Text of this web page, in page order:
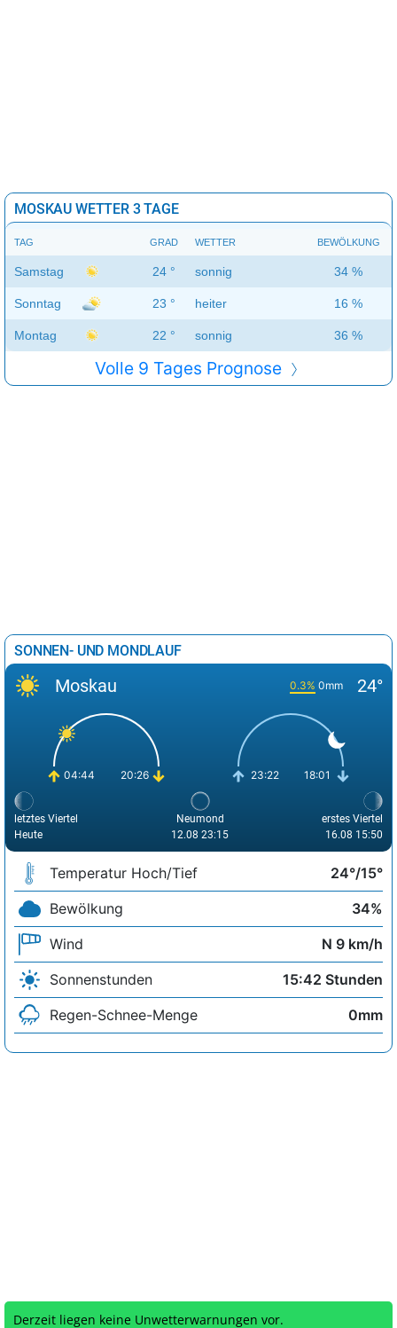
MOSKAU WETTER 3 TAGE
TAG GRAD WETTER BEWÖLKUNG
Samstag 24 ° sonnig 34 %
Sonntag 23 ° heiter 16 %
Montag 22 ° sonnig 36 %
Volle 9 Tages Prognose
SONNEN- UND MONDLAUF
Moskau 0.3% 0mm 24°
04:44 20:26 23:22 18:01
letztes Viertel
Heute
Neumond
12.08 23:15
erstes Viertel
16.08 15:50
Temperatur Hoch/Tief
24°/15°
Bewölkung
34%
Wind
N 9 km/h
Sonnenstunden
15:42 Stunden
Regen-Schnee-Menge
0mm
Derzeit liegen keine Unwetterwarnungen vor.